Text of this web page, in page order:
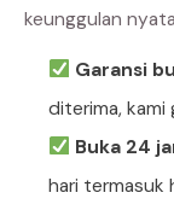
keunggulan
Garansi
diterima,
Buka 24
hari termasuk